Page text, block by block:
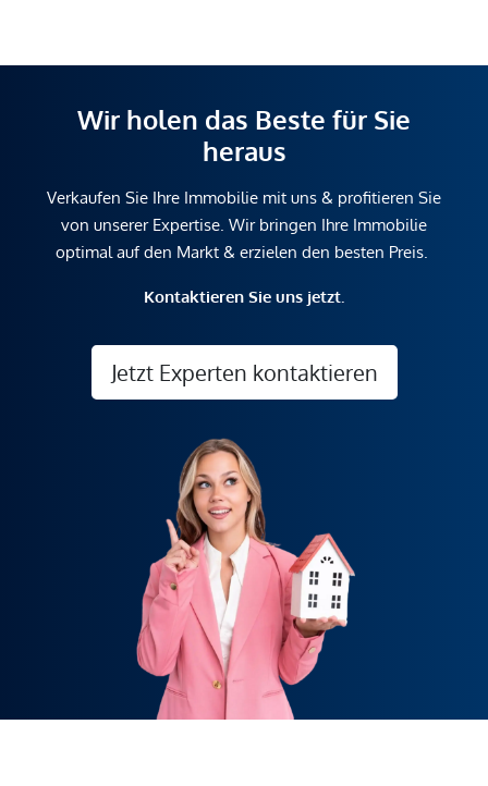
Wir holen das Beste für Sie
heraus
Verkaufen Sie Ihre Immobilie mit uns & profitieren Sie
von unserer Expertise. Wir bringen Ihre Immobilie
optimal auf den Markt & erzielen den besten Preis.
Kontaktieren Sie uns jetzt.
Jetzt Experten kontaktieren